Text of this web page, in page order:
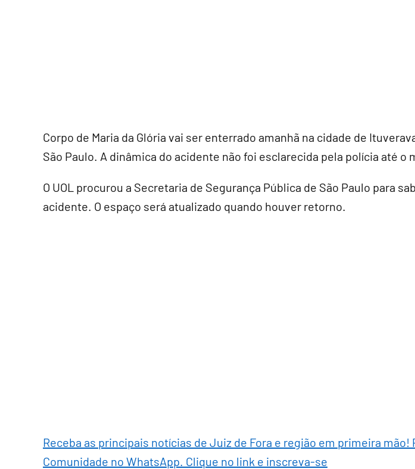
Corpo de Maria da Glória vai ser enterrado amanhã na cidade de
São Paulo. A dinâmica do acidente não foi esclarecida pela polícia até o
O UOL procurou a Secretaria de Segurança Pública de São Paulo para
acidente. O espaço será atualizado quando houver retorno.
Receba as principais notícias de Juiz de Fora e região em primeira mão!
Comunidade no WhatsApp. Clique no link e inscreva-se